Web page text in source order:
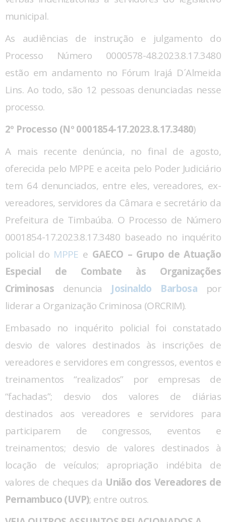
municipal.
As audiências de instrução e julgamento do
Processo Número 0000578-48.2023.8.17.3480
estão em andamento no Fórum Irajá D´Almeida
Lins. Ao todo, são 12 pessoas denunciadas nesse
processo.
2º Processo (Nº 0001854-17.2023.8.17.3480)
A mais recente denúncia, no final de agosto,
oferecida pelo MPPE e aceita pelo Poder Judiciário
tem 64 denunciados, entre eles, vereadores, ex-
vereadores, servidores da Câmara e secretário da
Prefeitura de Timbaúba. O Processo de Número
0001854-17.2023.8.17.3480 baseado no inquérito
policial do MPPE e GAECO – Grupo de Atuação
Especial de Combate às Organizações
Criminosas denuncia Josinaldo Barbosa
por
liderar a Organização Criminosa (ORCRIM).
Embasado no inquérito policial foi constatado
desvio de valores destinados às inscrições de
vereadores e servidores em congressos, eventos e
treinamentos “realizados” por empresas de
“fachadas”; desvio dos valores de diárias
destinados aos vereadores e servidores para
participarem de congressos, eventos e
treinamentos; desvio de valores destinados à
locação de veículos; apropriação indébita de
valores de cheques da União dos Vereadores de
Pernambuco (UVP); entre outros.